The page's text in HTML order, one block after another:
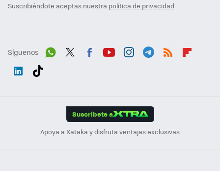
Suscribiéndote aceptas nuestra política de privacidad
Síguenos
Suscríbete a
Apoya a Xataka y disfruta ventajas exclusivas